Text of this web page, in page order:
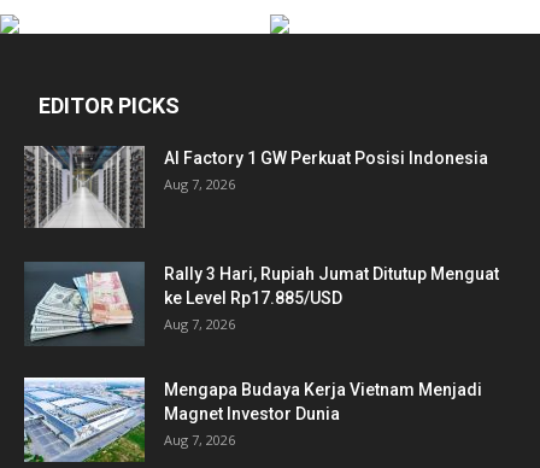
EDITOR PICKS
AI Factory 1 GW Perkuat Posisi Indonesia
Aug 7, 2026
Rally 3 Hari, Rupiah Jumat Ditutup Menguat
ke Level Rp17.885/USD
Aug 7, 2026
Mengapa Budaya Kerja Vietnam Menjadi
Magnet Investor Dunia
Aug 7, 2026